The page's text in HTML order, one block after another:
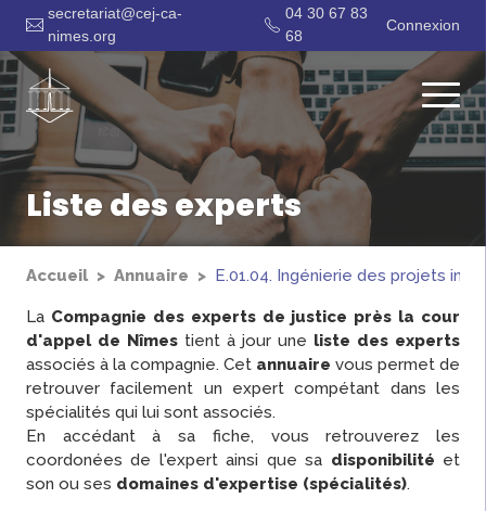
secretariat@cej-ca-
nimes.org
04 30 67 83
68
Connexion
Liste des experts
Accueil Annuaire E.01.04. Ingénierie des projets
La Compagnie des experts de justice près la cour
d'appel de Nîmes tient à jour une liste des experts
associés à la compagnie. Cet annuaire vous permet de
retrouver facilement un expert compétant dans les
spécialités qui lui sont associés.
En accédant à sa fiche, vous retrouverez les
coordonées de l'expert ainsi que sa disponibilité et
son ou ses domaines d'expertise (spécialités).